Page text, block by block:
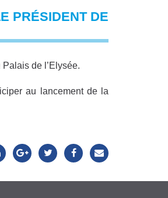
PRÉSIDENT DE
de l’Elysée.
au lancement de la